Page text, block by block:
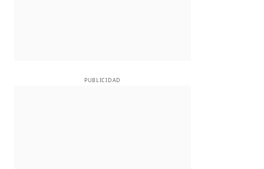
PUBLICIDAD